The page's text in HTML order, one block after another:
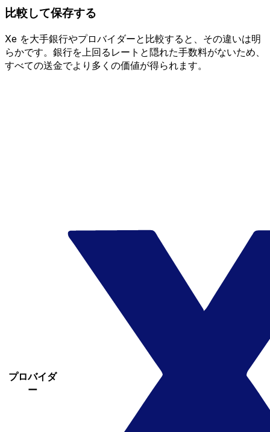
比較して保存する
Xe を大手銀行やプロバイダーと比較すると、その違いは明
らかです。銀行を上回るレートと隠れた手数料がないため、
すべての送金でより多くの価値が得られます。
プロバイダ
ー